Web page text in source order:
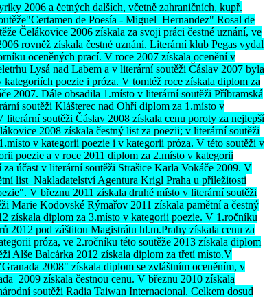
2006 a četných dalších, včetně zahraničních, kupř.
de Poesía - Miguel Hernandez" Rosal de
Čelákovice 2006 získala za svoji práci čestné uznání, ve
rovněž získala čestné uznání. Literární klub Pegas vydal
oceněných prací. V roce 2007 získala ocenění v
Lysá nad Labem a v literární soutěži Čáslav 2007 byla
poezie i próza. V tomtéž roce získala diplom za
2007. Dále obsadila 1.místo v literární soutěži Příbramská
soutěži Klášterec nad Ohří diplom za 1.místo v
soutěži Čáslav 2008 získala cenu poroty za nejlepší
2008 získala čestný list za poezii; v literární soutěži
v kategorii poezie i v kategorii próza. V této soutěži v
poezie a v roce 2011 diplom za 2.místo v kategorii
účast v literární soutěži Strašice Karla Vokáče 2009. V
list Nakladatelství Agentura Krigl Praha u příležitosti
V březnu 2011 získala druhé místo v literární soutěži
Marie Kodovské Rýmařov 2011 získala pamětní a čestný
získala diplom za 3.místo v kategorii poezie. V 1.ročníku
2012 pod záštitou Magistrátu hl.m.Prahy získala cenu za
próza, ve 2.ročníku této soutěže 2013 získala diplom
Alše Balcárka 2012 získala diplom za třetí místo.V
2008" získala diplom se zvláštním oceněním, v
2009 získala čestnou cenu. V březnu 2010 získala
soutěži Radia Taiwan Internacional. Celkem dosud